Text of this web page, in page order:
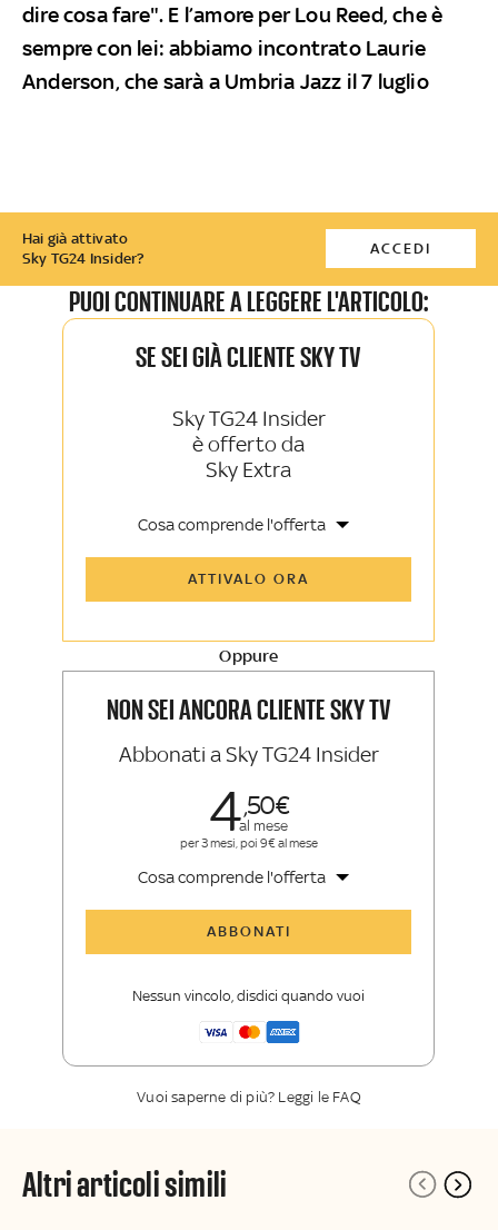
dire cosa fare". E l’amore per Lou Reed, che è
sempre con lei: abbiamo incontrato Laurie
Anderson, che sarà a Umbria Jazz il 7 luglio
Hai già attivato
Sky TG24 Insider?
ACCEDI
PUOI CONTINUARE A LEGGERE L'ARTICOLO:
SE SEI GIÀ CLIENTE SKY TV
Sky TG24 Insider
è offerto da
Sky Extra
Cosa comprende l'offerta
Sky Sport Insider
La newsletter esclusiva di Sky TG24
ATTIVALO ORA
Oppure
NON SEI ANCORA CLIENTE SKY TV
Abbonati a Sky TG24 Insider
450
al mese
per 3 mesi, poi 9€ al mese
Cosa comprende l'offerta
ABBONATI
Nessun vincolo, disdici quando vuoi
Vuoi saperne di più? Leggi le FAQ
Altri articoli simili